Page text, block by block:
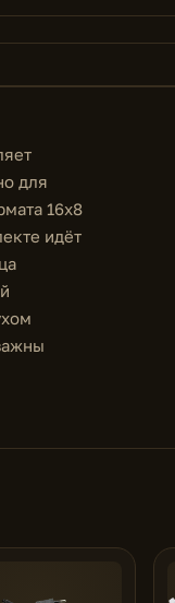
для
16x8
идёт